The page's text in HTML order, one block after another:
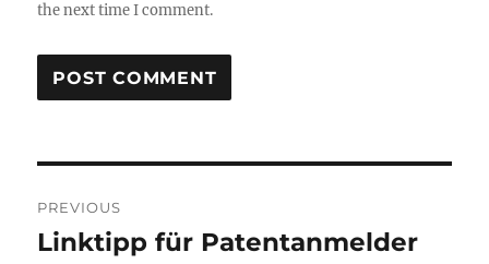
the next time I comment.
navigation
PREVIOUS
Previous
Linktipp für Patentanmelder